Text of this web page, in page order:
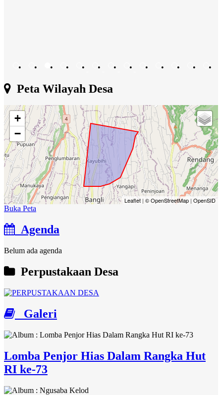
• • • • • • • • • • • •
•
Peta Wilayah Desa
+
−
Leaflet | © OpenStreetMap | OpenSID
Buka Peta
Agenda
Belum ada agenda
Perpustakaan Desa
Galeri
Lomba Penjor Hias Dalam Rangka Hut
RI ke-73